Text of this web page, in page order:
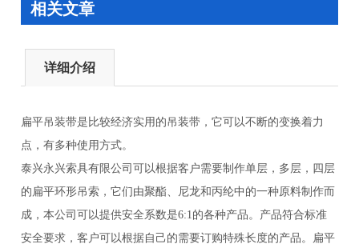
相关文章
详细介绍
扁平吊装带是比较经济实用的吊装带，它可以不断的变换着力
点，有多种使用方式。
泰兴永兴索具有限公司可以根据客户需要制作单层，多层，四层
的扁平环形吊索，它们由聚酯、尼龙和丙纶中的一种原料制作而
成，本公司可以提供安全系数是6:1的各种产品。产品符合标准
安全要求，客户可以根据自己的需要订购特殊长度的产品。扁平